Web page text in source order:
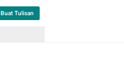
Buat Tulisan